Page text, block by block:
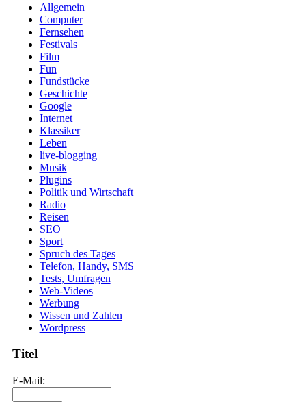
Allgemein
Computer
Fernsehen
Festivals
Film
Fun
Fundstücke
Geschichte
Google
Internet
Klassiker
Leben
live-blogging
Musik
Plugins
Politik und Wirtschaft
Radio
Reisen
SEO
Sport
Spruch des Tages
Telefon, Handy, SMS
Tests, Umfragen
Web-Videos
Werbung
Wissen und Zahlen
Wordpress
Titel
E-Mail: